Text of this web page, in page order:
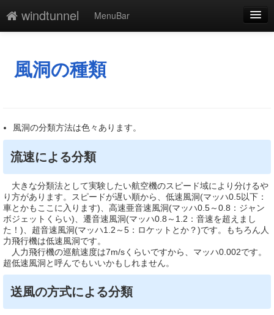
windtunnel
MenuBar
添付
最終更新
一覧
単語検索
風洞の種類
風洞の分類方法は色々あります。
流速による分類
大きな分類法として実験したい航空機のスピード域により分けるや
り方があります。スピードが遅い順から、低速風洞(マッハ0.5以下：
車とかもここに入ります)、高速亜音速風洞(マッハ0.5～0.8：ジャン
ボジェットくらい)、遷音速風洞(マッハ0.8～1.2：音速を超えまし
た！)、超音速風洞(マッハ1.2～5：ロケットとか？)です。もちろん人
力飛行機は低速風洞です。
人力飛行機の巡航速度は7m/sくらいですから、マッハ0.002です。
超低速風洞と呼んでもいいかもしれません。
送風の方式による分類